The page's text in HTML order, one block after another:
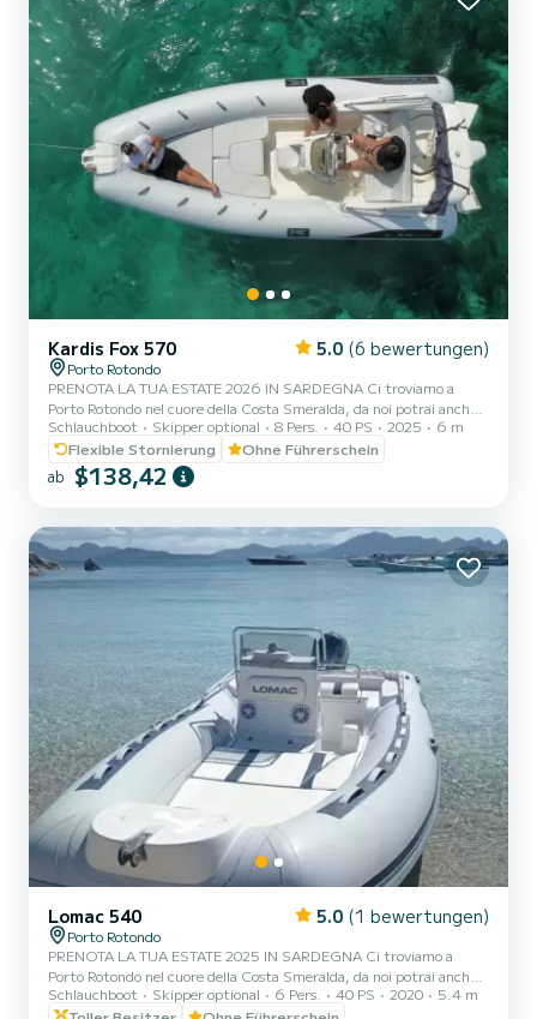
Kardis Fox 570 5.0 (6 bewertungen)
Porto Rotondo
PRENOTA LA TUA ESTATE 2026 IN SARDEGNA Ci troviamo a
Porto Rotondo nel cuore della Costa Smeralda, da noi potrai anche
trovare il parcheggio della tua macchina custodito ed anche un
piccolo bar per potersi rilassare guardando il nostro meraviglioso
mare. Questo bellissimo gommone è un KARDIS e possiamo
trovarci: .Doccetta .Tendalino copri sole .Usb .Motore mercury
bluethoot Il costo della benzina è escluso dalla tariffa del noleggio.
L...
Schlauchboot Skipper optional 8 Pers. 40 PS 2025
6 m
Flexible Stornierung
Ohne Führerschein
ab $138,42
Lomac 540 5.0 (1 bewertungen)
Porto Rotondo
PRENOTA LA TUA ESTATE 2025 IN SARDEGNA Ci troviamo a
Porto Rotondo nel cuore della Costa Smeralda, da noi potrai anche
trovare il parcheggio della tua macchina custodito ed anche un
Schlauchboot Skipper optional 6 Pers. 40 PS 2020
5.4 m